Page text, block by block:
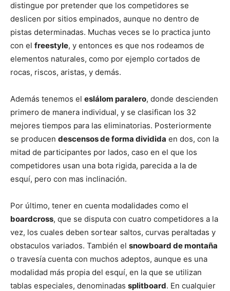
distingue por pretender que los competidores se
deslicen por sitios empinados, aunque no dentro de
pistas determinadas. Muchas veces se lo practica junto
con el freestyle, y entonces es que nos rodeamos de
elementos naturales, como por ejemplo cortados de
rocas, riscos, aristas, y demás.
Además tenemos el eslálom paralero, donde descienden
primero de manera individual, y se clasifican los 32
mejores tiempos para las eliminatorias. Posteriormente
se producen descensos de forma dividida en dos, con la
mitad de participantes por lados, caso en el que los
competidores usan una bota rigida, parecida a la de
esquí, pero con mas inclinación.
Por último, tener en cuenta modalidades como el
boardcross, que se disputa con cuatro competidores a la
vez, los cuales deben sortear saltos, curvas peraltadas y
obstaculos variados. También el snowboard de montaña
o travesía cuenta con muchos adeptos, aunque es una
modalidad más propia del esquí, en la que se utilizan
tablas especiales, denominadas splitboard. En cualquier